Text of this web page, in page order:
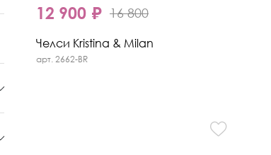
12 900 ₽ 16 800
Челси Kristina & Milan
арт. 2662-BR